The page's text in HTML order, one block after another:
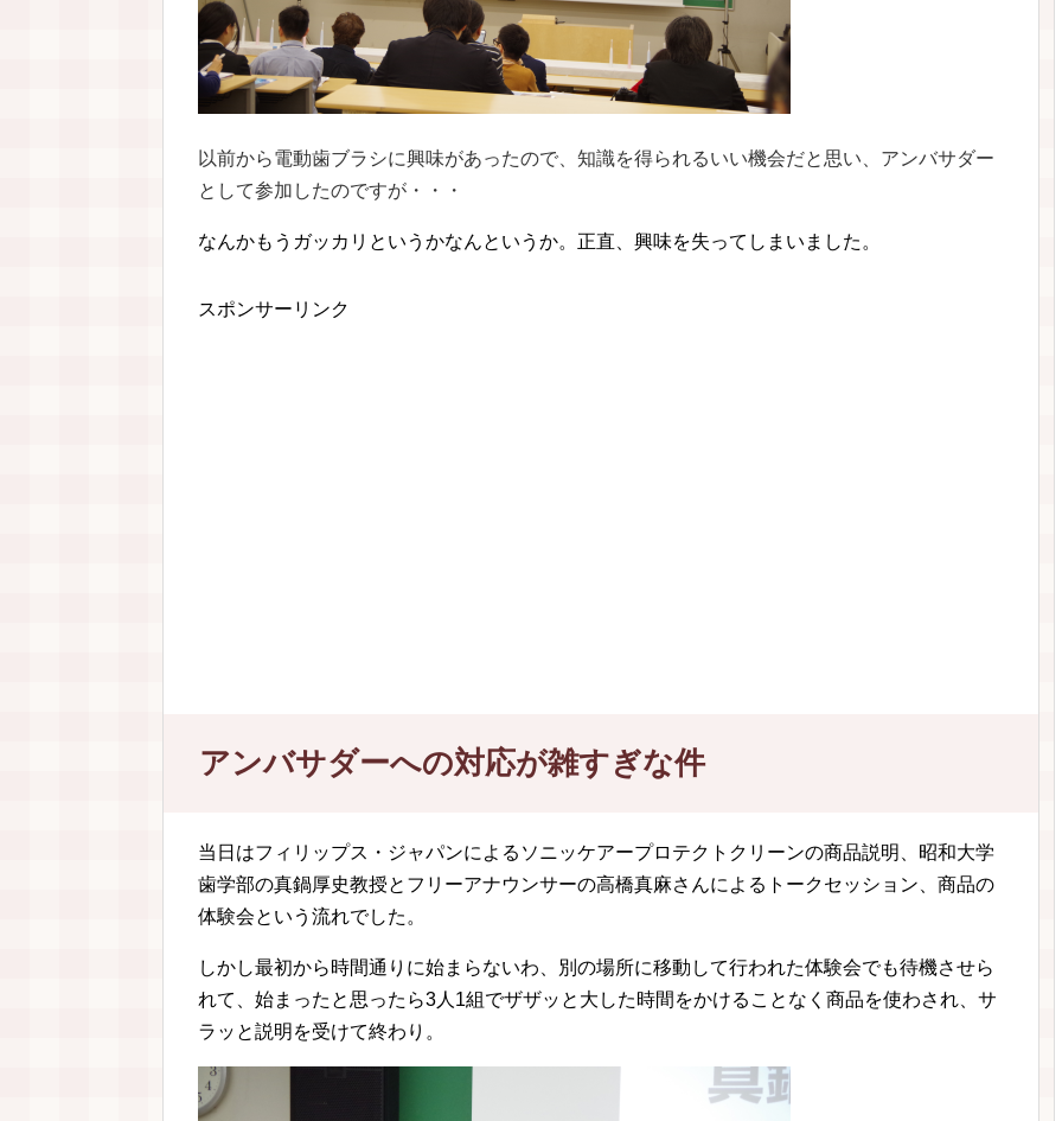
以前から電動歯ブラシに興味があったので、知識を得られるいい機会だと思い、アンバサダー
として参加したのですが・・・
なんかもうガッカリというかなんというか。正直、興味を失ってしまいました。
スポンサーリンク
アンバサダーへの対応が雑すぎな件
当日はフィリップス・ジャパンによるソニッケアープロテクトクリーンの商品説明、昭和大学
歯学部の真鍋厚史教授とフリーアナウンサーの高橋真麻さんによるトークセッション、商品の
体験会という流れでした。
しかし最初から時間通りに始まらないわ、別の場所に移動して行われた体験会でも待機させら
れて、始まったと思ったら3人1組でザザッと大した時間をかけることなく商品を使わされ、サ
ラッと説明を受けて終わり。